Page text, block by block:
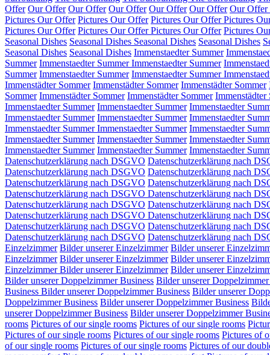
Offer Our Offer Our Offer Our Offer Our Offer Our Offer Our Offer
Pictures Our Offer Pictures Our Offer Pictures Our OfferPictures
Pictures Our Offer Pictures Our OfferPictures Our Offer Pictures
Seasonal Dishes Seasonal Dishes Seasonal Dishes Seasonal Dishes
Seasonal Dishes Seasonal Dishes Immenstaedter Summer
Summer Immenstaedter SummerImmenstaedter Summer
Summer Immenstaedter Summer Immenstaedter Summer
Immenstädter Sommer Immenstädter Sommer Immenstädter Sommer
Sommer Immenstädter Sommer Immenstädter Sommer Immenstädter
Immenstaedter Summer Immenstaedter Summer Immenstaedter
Immenstaedter Summer Immenstaedter Summer Immenstaedter
Immenstaedter SummerImmenstaedter Summer Immenstaedter
Immenstaedter Summer Immenstaedter Summer Immenstaedter
Immenstaedter Summer Immenstaedter Summer Immenstaedter
Datenschutzerklärung nach DSGVO Datenschutzerklärung nach
Datenschutzerklärung nach DSGVO Datenschutzerklärung nach
Datenschutzerklärung nach DSGVO Datenschutzerklärung nach
Datenschutzerklärung nach DSGVO Datenschutzerklärung nach
Datenschutzerklärung nach DSGVO Datenschutzerklärung nach
Datenschutzerklärung nach DSGVO Datenschutzerklärung nach
Datenschutzerklärung nach DSGVO Datenschutzerklärung nach
Datenschutzerklärung nach DSGVO Datenschutzerklärung nach
Einzelzimmer Bilder unserer Einzelzimmer Bilder unserer
Einzelzimmer Bilder unserer Einzelzimmer Bilder unserer
EinzelzimmerBilder unserer Einzelzimmer Bilder unserer
Bilder unserer Doppelzimmer Business Bilder unserer Doppelzimmer
Business Bilder unserer Doppelzimmer Business Bilder unserer
Doppelzimmer Business Bilder unserer Doppelzimmer Business
unserer Doppelzimmer Business Bilder unserer Doppelzimmer
rooms Pictures of our single rooms Pictures of our single rooms
Pictures of our single rooms Pictures of our single rooms Pictures of
of our single rooms Pictures of our single rooms Pictures of our